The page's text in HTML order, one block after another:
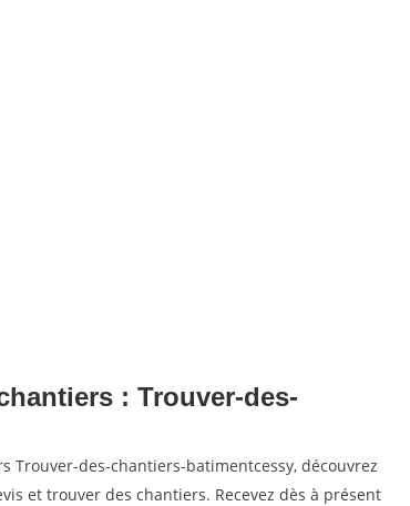
: Trouver-des-
Trouver-des-chantiers-batimentcessy, découvrez
et trouver des chantiers. Recevez dès à présent